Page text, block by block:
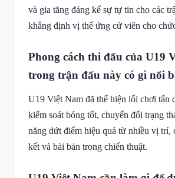
và gia tăng đáng kể sự tự tin cho các
khẳng định vị thế ứng cử viên cho
Phong cách thi đấu của U19
trong trận đấu này có gì nổi
U19 Việt Nam đã thể hiện lối chơi tấn
kiểm soát bóng tốt, chuyển đổi trạng
năng dứt điểm hiệu quả từ nhiều vị trí,
kết và bài bản trong chiến thuật.